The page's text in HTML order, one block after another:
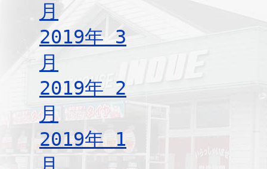
月
2019年 3
月
2019年 2
月
2019年 1